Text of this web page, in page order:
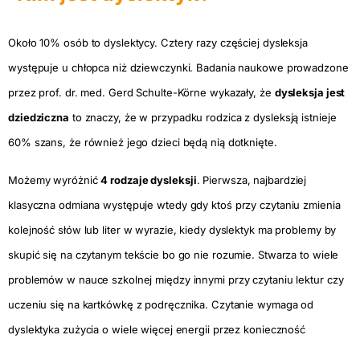
Około 10% osób to dyslektycy. Cztery razy częściej dysleksja
występuje u chłopca niż dziewczynki. Badania naukowe prowadzone
przez prof. dr. med. Gerd Schulte-Körne wykazały, że dysleksja jest
dziedziczna to znaczy, że w przypadku rodzica z dysleksją istnieje
60% szans, że również jego dzieci będą nią dotknięte.
Możemy wyróżnić4 rodzaje dysleksji. Pierwsza, najbardziej
klasyczna odmiana występuje wtedy gdy ktoś przy czytaniu zmienia
kolejność słów lub liter w wyrazie, kiedy dyslektyk ma problemy by
skupić się na czytanym tekście bo go nie rozumie. Stwarza to wiele
problemów w nauce szkolnej między innymi przy czytaniu lektur czy
uczeniu się na kartkówkę z podręcznika. Czytanie wymaga od
dyslektyka zużycia o wiele więcej energii przez konieczność